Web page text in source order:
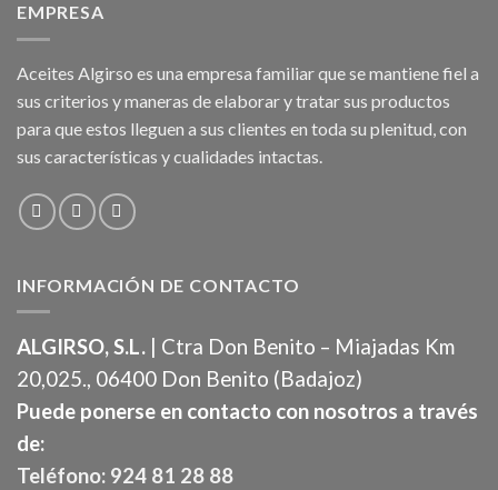
EMPRESA
Aceites Algirso es una empresa familiar que se mantiene fiel a
sus criterios y maneras de elaborar y tratar sus productos
para que estos lleguen a sus clientes en toda su plenitud, con
sus características y cualidades intactas.
INFORMACIÓN DE CONTACTO
ALGIRSO, S.L. | Ctra Don Benito – Miajadas Km
20,025., 06400 Don Benito (Badajoz)
Puede ponerse en contacto con nosotros a través
de:
Teléfono: 924 81 28 88